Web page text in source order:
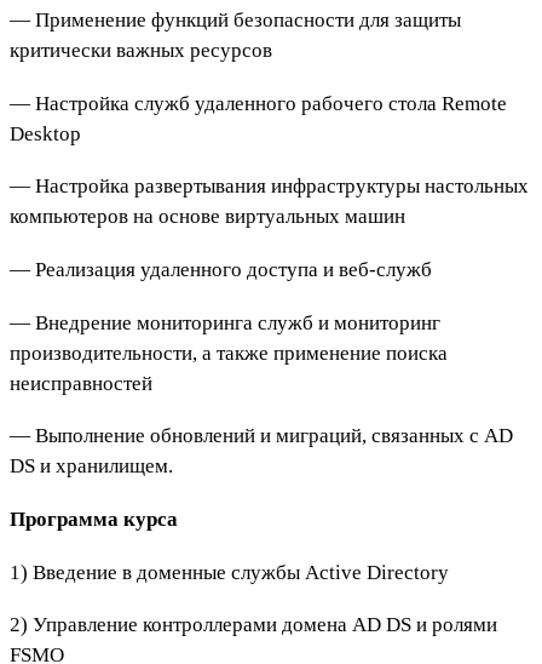
— Применение функций безопасности для защиты
критически важных ресурсов
— Настройка служб удаленного рабочего стола Remote
Desktop
— Настройка развертывания инфраструктуры настольных
компьютеров на основе виртуальных машин
— Реализация удаленного доступа и веб-служб
— Внедрение мониторинга служб и мониторинг
производительности, а также применение поиска
неисправностей
— Выполнение обновлений и миграций, связанных с AD
DS и хранилищем.
Программа курса
1) Введение в доменные службы Active Directory
2) Управление контроллерами домена AD DS и ролями
FSMO